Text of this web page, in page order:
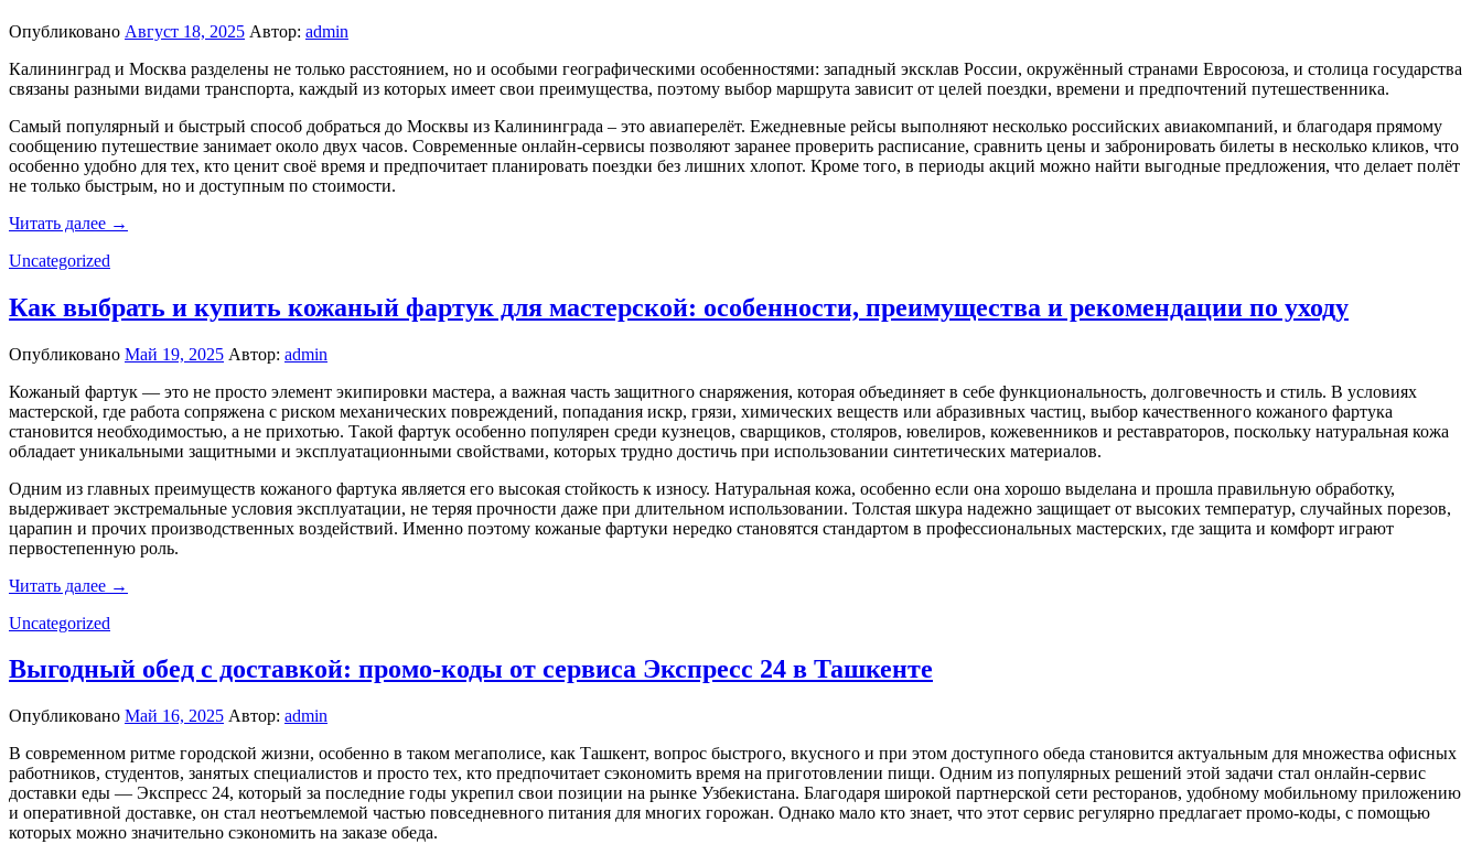
Опубликовано Август 18, 2025 Автор: admin
Калининград и Москва разделены не только расстоянием, но и особыми географическими особенностями: западный эксклав России, окружённый странами Евросоюза, и столица государства
связаны разными видами транспорта, каждый из которых имеет свои преимущества, поэтому выбор маршрута зависит от целей поездки, времени и предпочтений путешественника.
Самый популярный и быстрый способ добраться до Москвы из Калининграда – это авиаперелёт. Ежедневные рейсы выполняют несколько российских авиакомпаний, и благодаря прямому
сообщению путешествие занимает около двух часов. Современные онлайн-сервисы позволяют заранее проверить расписание, сравнить цены и забронировать билеты в несколько кликов, что
особенно удобно для тех, кто ценит своё время и предпочитает планировать поездки без лишних хлопот. Кроме того, в периоды акций можно найти выгодные предложения, что делает полёт
не только быстрым, но и доступным по стоимости.
Читать далее →
Uncategorized
Как выбрать и купить кожаный фартук для мастерской: особенности, преимущества и рекомендации по уходу
Опубликовано Май 19, 2025 Автор: admin
Кожаный фартук — это не просто элемент экипировки мастера, а важная часть защитного снаряжения, которая объединяет в себе функциональность, долговечность и стиль. В условиях
мастерской, где работа сопряжена с риском механических повреждений, попадания искр, грязи, химических веществ или абразивных частиц, выбор качественного кожаного фартука
становится необходимостью, а не прихотью. Такой фартук особенно популярен среди кузнецов, сварщиков, столяров, ювелиров, кожевенников и реставраторов, поскольку натуральная кожа
обладает уникальными защитными и эксплуатационными свойствами, которых трудно достичь при использовании синтетических материалов.
Одним из главных преимуществ кожаного фартука является его высокая стойкость к износу. Натуральная кожа, особенно если она хорошо выделана и прошла правильную обработку,
выдерживает экстремальные условия эксплуатации, не теряя прочности даже при длительном использовании. Толстая шкура надежно защищает от высоких температур, случайных порезов,
царапин и прочих производственных воздействий. Именно поэтому кожаные фартуки нередко становятся стандартом в профессиональных мастерских, где защита и комфорт играют
первостепенную роль.
Читать далее →
Uncategorized
Выгодный обед с доставкой: промо-коды от сервиса Экспресс 24 в Ташкенте
Опубликовано Май 16, 2025 Автор: admin
В современном ритме городской жизни, особенно в таком мегаполисе, как Ташкент, вопрос быстрого, вкусного и при этом доступного обеда становится актуальным для множества офисных
работников, студентов, занятых специалистов и просто тех, кто предпочитает сэкономить время на приготовлении пищи. Одним из популярных решений этой задачи стал онлайн-сервис
доставки еды — Экспресс 24, который за последние годы укрепил свои позиции на рынке Узбекистана. Благодаря широкой партнерской сети ресторанов, удобному мобильному приложению
и оперативной доставке, он стал неотъемлемой частью повседневного питания для многих горожан. Однако мало кто знает, что этот сервис регулярно предлагает промо-коды, с помощью
которых можно значительно сэкономить на заказе обеда.